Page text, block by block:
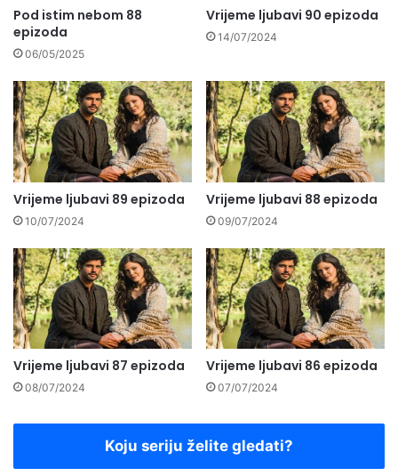
Pod istim nebom 88
epizoda
06/05/2025
Vrijeme ljubavi 90 epizoda
14/07/2024
Vrijeme ljubavi 89 epizoda
10/07/2024
Vrijeme ljubavi 88 epizoda
09/07/2024
Vrijeme ljubavi 87 epizoda
08/07/2024
Vrijeme ljubavi 86 epizoda
07/07/2024
Koju seriju želite gledati?